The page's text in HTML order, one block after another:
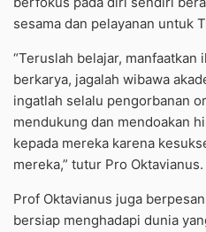
sesama dan pelayanan untuk
“Teruslah belajar,
berkarya, jagalah wibawa
ingatlah selalu pengorbanan
mendukung dan mendoakan
kepada mereka karena
mereka,” tutur Pro Oktavianus.
Prof Oktavianus juga
bersiap menghadapi dunia